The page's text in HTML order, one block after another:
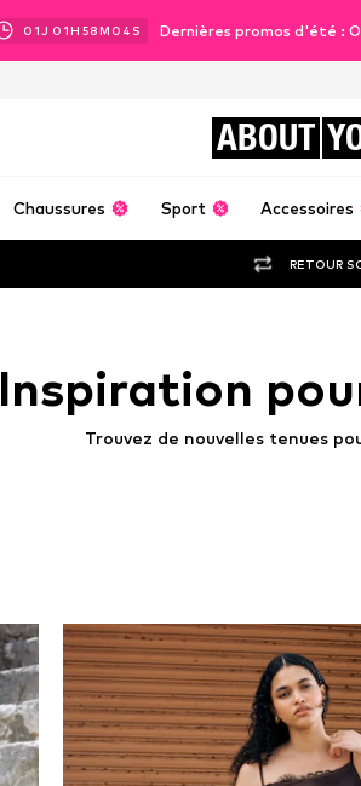
01J 01H 58M 00 S Dernières promos d'été :
ABOUT
Chaussures Sport Accessoires
RETOUR
Inspiration
Trouvez de nouvelles tenues